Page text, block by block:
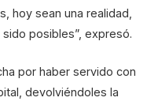
hoy sean una realidad,
posibles”, expresó.
por haber servido con
devolviéndoles la